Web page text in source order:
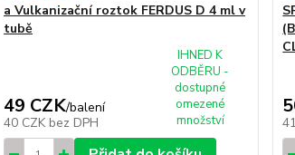
a Vulkanizační roztok FERDUS D 4 ml v
tubě
49 CZK/balení
40 CZK bez DPH
IHNED K
ODBĚRU -
dostupné
omezené
množství